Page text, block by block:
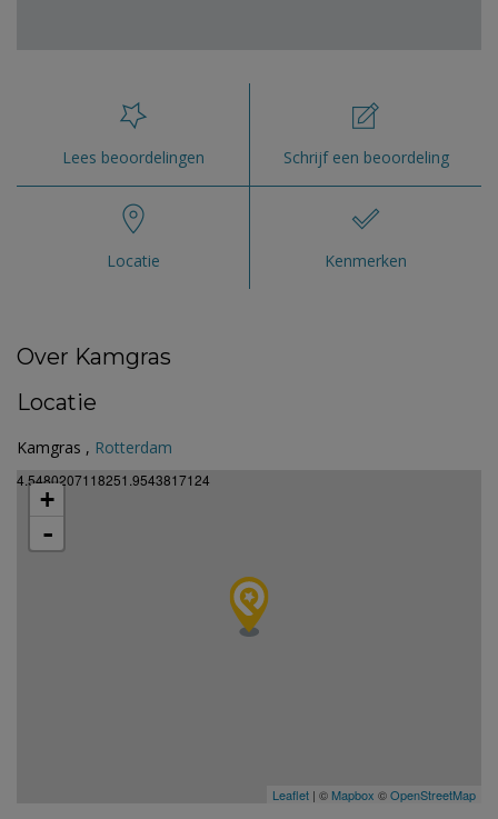
Lees beoordelingen Schrijf een beoordeling
Locatie Kenmerken
Over Kamgras
Locatie
Kamgras , Rotterdam
4.5480207118251.9543817124
+
-
Leaflet | © Mapbox ©OpenStreetMap